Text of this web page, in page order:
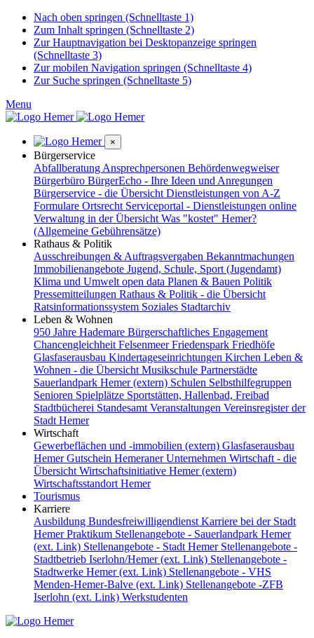
Nach oben springen (Schnelltaste 1)
Zum Inhalt springen (Schnelltaste 2)
Zur Hauptnavigation bei Desktopanzeige springen
(Schnelltaste 3)
Zur mobilen Navigation springen (Schnelltaste 4)
Zur Suche springen (Schnelltaste 5)
Menu
×
Bürgerservice
Abfallberatung Ansprechpersonen Behördenwegweiser
Bürgerbüro BürgerEcho - Ihre Ideen und Anregungen
Bürgerservice - die Übersicht Dienstleistungen von A-Z
Formulare Ortsrecht Serviceportal - Dienstleistungen online
Verwaltung in der Übersicht Was "kostet" Hemer?
(Allgemeine Gebührensätze)
Rathaus & Politik
Ausschreibungen & Auftragsvergaben Bekanntmachungen
Immobilienangebote Jugend, Schule, Sport (Jugendamt)
Klima und Umwelt open data Planen & Bauen Politik
Pressemitteilungen Rathaus & Politik - die Übersicht
Ratsinformationssystem Soziales Stadtarchiv
Leben & Wohnen
950 Jahre Hademare Bürgerschaftliches Engagement
Chancengleichheit FelsenmeerFriedenspark Friedhöfe
Glasfaserausbau Kindertageseinrichtungen Kirchen Leben &
Wohnen - die Übersicht Musikschule Partnerstädte
Sauerlandpark Hemer (extern) Schulen Selbsthilfegruppen
Senioren Spielplätze Sportstätten, Hallenbad, Freibad
Stadtbücherei Standesamt Veranstaltungen Vereinsregister der
Stadt Hemer
Wirtschaft
Gewerbeflächen und -immobilien (extern) Glasfaserausbau
Hemer Gutschein Hemeraner Unternehmen Wirtschaft - die
Übersicht Wirtschaftsinitiative Hemer (extern)
Wirtschaftsstandort Hemer
Tourismus
Karriere
Ausbildung Bundesfreiwilligendienst Karriere bei der Stadt
HemerPraktikum Stellenangebote - Sauerlandpark Hemer
(ext. Link) Stellenangebote - Stadt Hemer Stellenangebote -
Stadtbetrieb Iserlohn/Hemer (ext. Link) Stellenangebote -
Stadtwerke Hemer (ext. Link) Stellenangebote - VHS
Menden-Hemer-Balve (ext. Link) Stellenangebote -ZFB
Iserlohn (ext. Link) Werkstudenten